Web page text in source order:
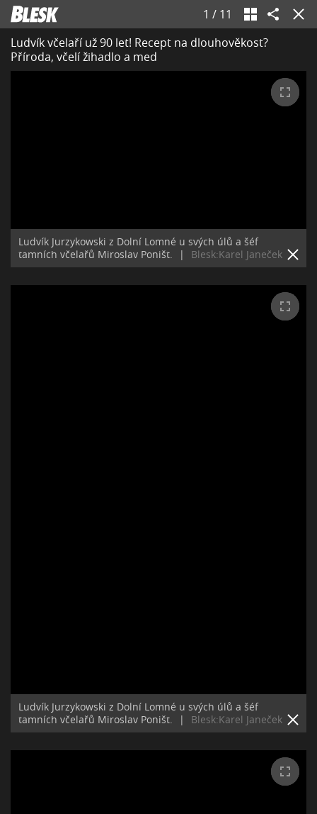
1 / 11
Ludvík včelaří už 90 let! Recept na dlouhověkost?
Příroda, včelí žihadlo a med
Ludvík Jurzykowski z Dolní Lomné u svých úlů a šéf
tamních včelařů Miroslav Poništ.
| Blesk:Karel Janeček
Ludvík Jurzykowski z Dolní Lomné u svých úlů a šéf
tamních včelařů Miroslav Poništ.
| Blesk:Karel Janeček